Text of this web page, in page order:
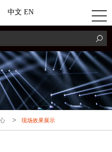
中文 EN
> 现场效果展示